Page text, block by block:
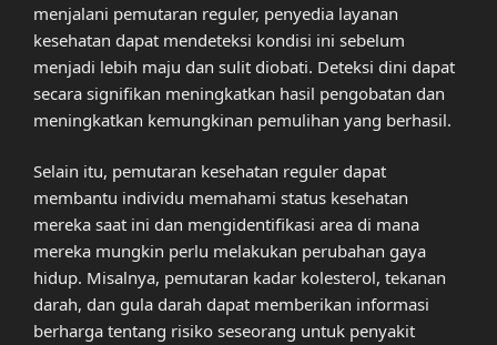
menjalani pemutaran reguler, penyedia layanan
kesehatan dapat mendeteksi kondisi ini sebelum
menjadi lebih maju dan sulit diobati. Deteksi dini dapat
secara signifikan meningkatkan hasil pengobatan dan
meningkatkan kemungkinan pemulihan yang berhasil.
Selain itu, pemutaran kesehatan reguler dapat
membantu individu memahami status kesehatan
mereka saat ini dan mengidentifikasi area di mana
mereka mungkin perlu melakukan perubahan gaya
hidup. Misalnya, pemutaran kadar kolesterol, tekanan
darah, dan gula darah dapat memberikan informasi
berharga tentang risiko seseorang untuk penyakit